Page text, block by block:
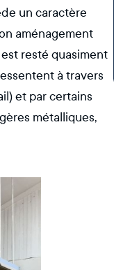
un caractère
aménagement
resté quasiment
à travers
et par certains
métalliques,